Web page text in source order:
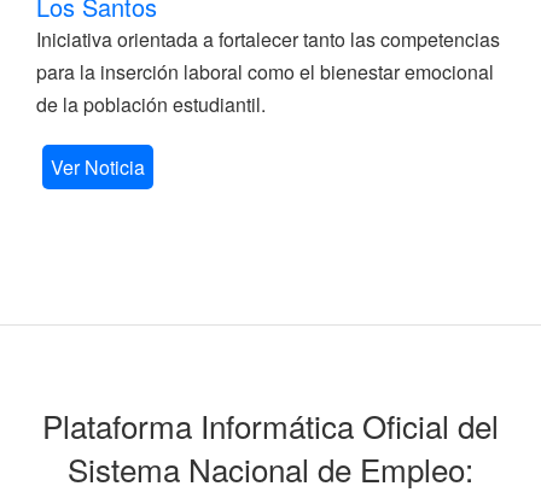
Iniciativa orientada a fortalecer tanto las competencias
para la inserción laboral como el bienestar emocional
de la población estudiantil.
Ver Noticia
Plataforma Informática Oficial del
Sistema Nacional de Empleo: